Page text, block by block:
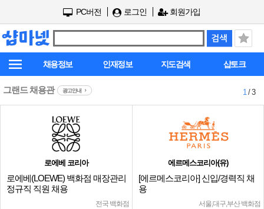
PC버전 로그인 회원가입
채용정보 인재정보 지도검색 샵토크
그랜드 채용관 광고안내 1/ 3
로에베 코리아
로에베(LOEWE) 백화점 매장관리
정규직 직원 채용
전국 백화점
에르메스코리아(유)
[에르메스코리아] 신입/경력직 채
용
서울,대구,부산 백화점